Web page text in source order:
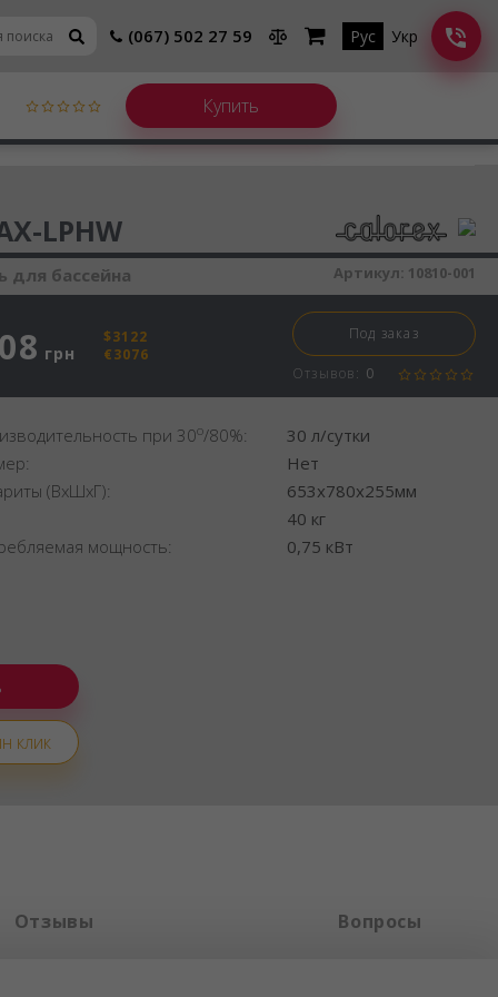
(067) 502 27 59 Рус Укр
воздуха
LPHW
для бассейна
грн
$3122
€3076
Под заказ
Отзывов: 0
Артикул: 10810-001
при 30o/80%:
30 л/сутки
Нет
(ВхШхГ):
653x780x255мм
40 кг
мощность:
0,75 кВт
клик
Отзывы Вопросы